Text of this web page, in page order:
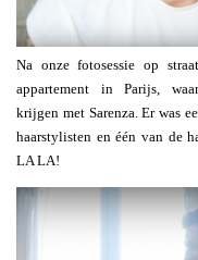
Na onze fotosessie op
appartement in Parijs,
krijgen met Sarenza. Er was
haarstylisten en één van de
LA LA!